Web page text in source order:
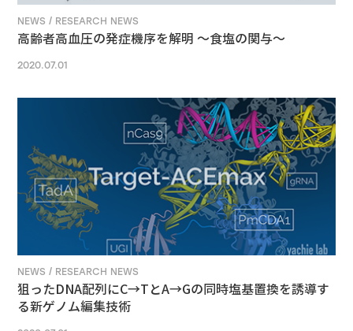
NEWS / RESEARCH NEWS
高齢者高血圧の発症機序を解明 ～食塩の関与～
2020.07.01
NEWS / RESEARCH NEWS
狙ったDNA配列にC→TとA→Gの同時塩基置換を誘導す
る新ゲノム編集技術